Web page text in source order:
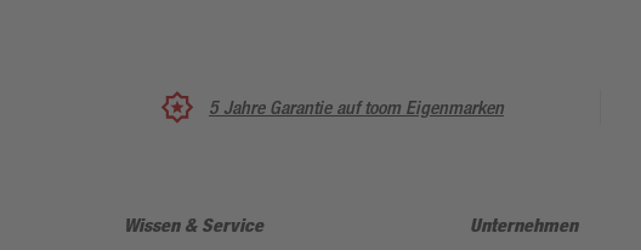
5 Jahre Garantie auf toom Eigenmarken
Wissen & Service Unternehmen